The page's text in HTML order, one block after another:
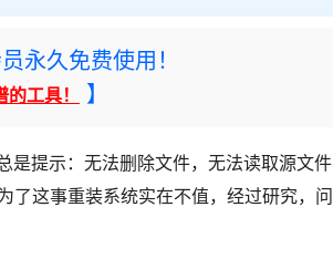
永久免费使用！
工具！ 】
是提示：无法删除文件，无法读取源文件
了这事重装系统实在不值，经过研究，问